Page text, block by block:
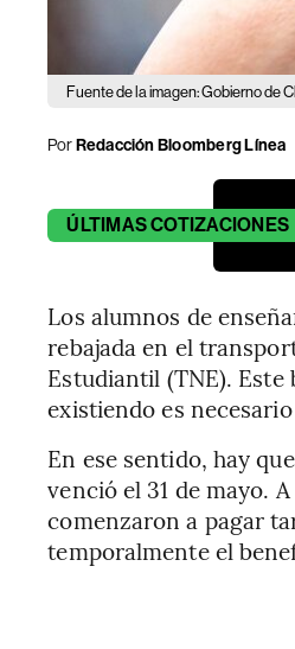
Fuente de la imagen: Gobierno de
PorRedacción Bloomberg Línea
ÚLTIMASCOTIZACIONES
Los alumnos de
rebajada en el
Estudiantil (TNE).
existiendo es
En ese sentido, hay
venció el 31 de mayo.
comenzaron a pagar
temporalmente el